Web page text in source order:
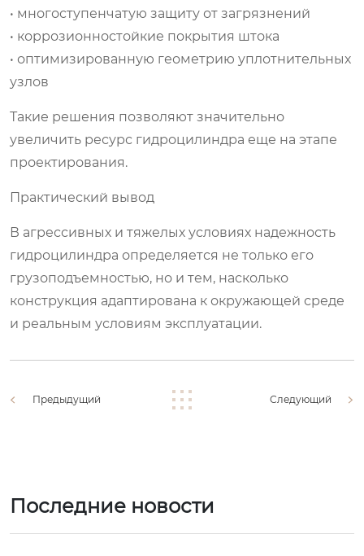
• многоступенчатую защиту от загрязнений
• коррозионностойкие покрытия штока
• оптимизированную геометрию уплотнительных
узлов
Такие решения позволяют значительно
увеличить ресурс гидроцилиндра еще на этапе
проектирования.
Практический вывод
В агрессивных и тяжелых условиях надежность
гидроцилиндра определяется не только его
грузоподъемностью, но и тем, насколько
конструкция адаптирована к окружающей среде
и реальным условиям эксплуатации.
Предыдущий Следующий
Последние новости